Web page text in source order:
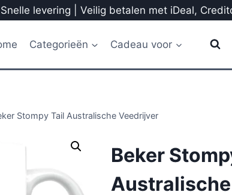
levering | Veilig betalen met iDeal,
Categorieën Cadeau voor
Stompy Tail Australische Veedrijver
Beker